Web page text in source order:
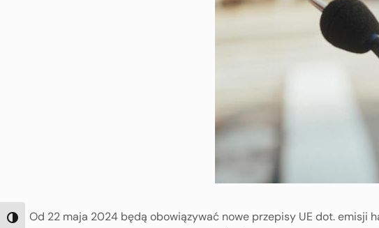
TOGGLE HIGH CONTRAST
Od 22 maja 2024 będą obowiązywać nowe przepisy UE dot. emisji